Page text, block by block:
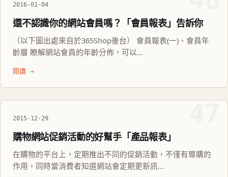
2016-01-04
還不認識你的網站會員嗎？「會員報表」告訴你
（以下圖出處來自於365Shop後台） 會員報表(一)、會員年
齡層 瞭解網站會員的年齡分佈，可以...
閱讀 →
2015-12-29
購物網站促銷活動的好幫手「產品報表」
在購物的平台上，定期推出不同的促銷活動，不僅有導購的
作用，同時當消費者知道網站會定期更新訊...